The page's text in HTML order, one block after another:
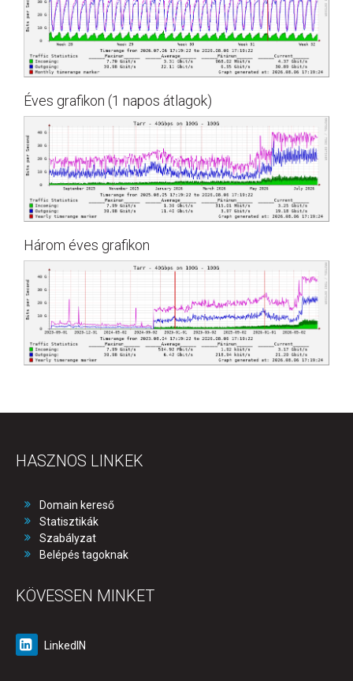
Éves grafikon (1 napos átlagok)
Három éves grafikon
HASZNOS LINKEK
Domain kereső
Statisztikák
Szabályzat
Belépés tagoknak
KÖVESSEN MINKET
LinkedIN